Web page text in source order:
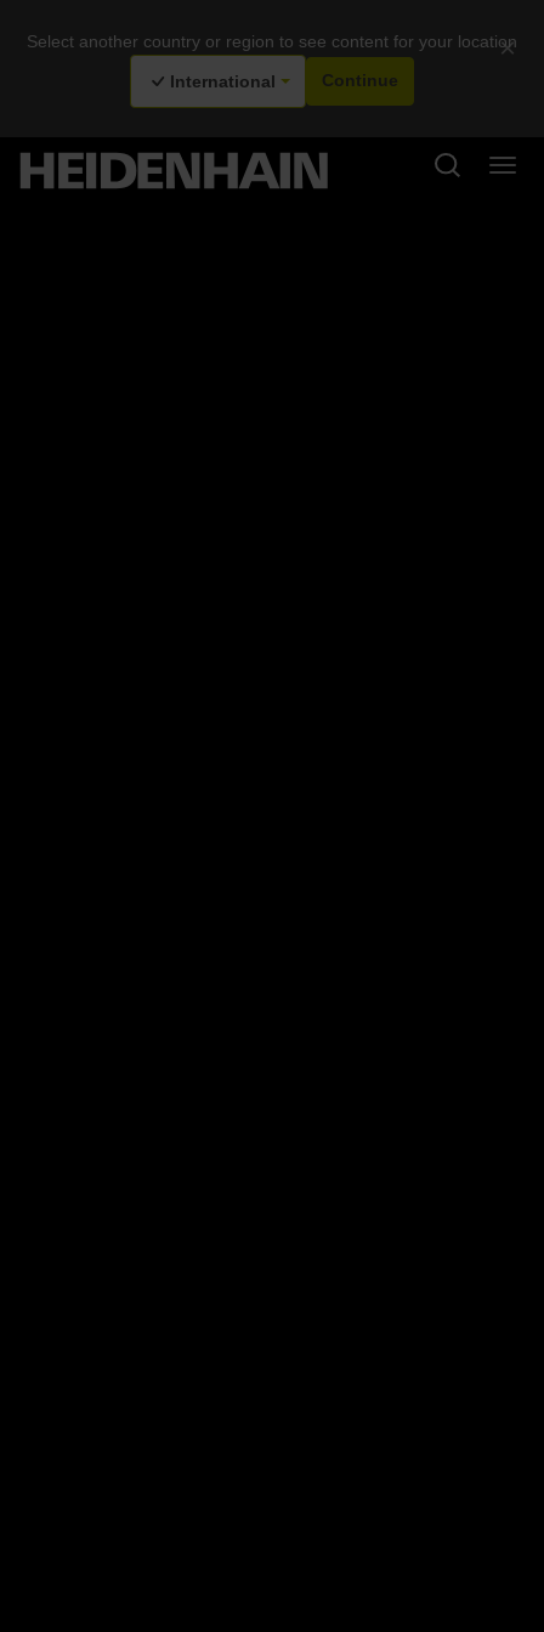
Select another country or region to see content for your location
×
International Continue